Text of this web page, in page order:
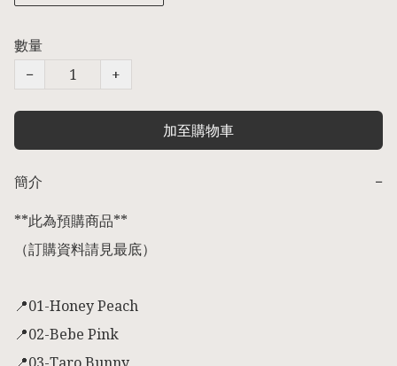
數量
−
+
加至購物車
簡介
−
**此為預購商品**
（訂購資料請見最底）
📍01-Honey Peach
📍02-Bebe Pink
📍03-Taro Bunny